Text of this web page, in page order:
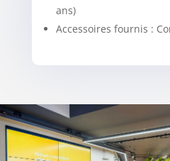
ans)
Accessoires fournis :